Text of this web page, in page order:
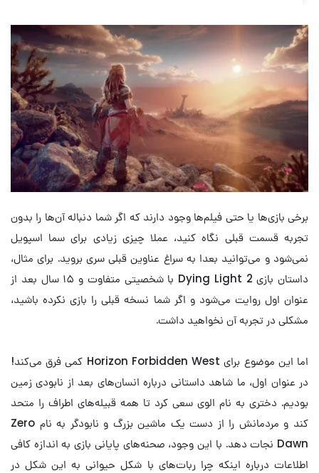
برخی بازی‌ها یا حتی فیلم‌ها وجود دارند که اگر شما دنباله آن‌ها را بدون
تجربه قسمت قبلی نگاه کنید، عملا چیزی زیادی برای سما اسپویل
نمی‌شود و می‌توانید بعدا به سراغ عناوین قبلی سری بروید. برای مثال،
داستان بازی Dying Light 2 با شخصیتی متفاوت و ۱۵ سال بعد از
عنوان اول روایت می‌شود و اگر شما نسخه قبلی را بازی نکرده باشید،
مشکلی در تجربه آن نخواهید داشت.
اما این موضوع برای Horizon Forbidden West کمی فرق می‌کند!
در عنوان اول، ما شاهد داستانی درباره انسان‌های بعد از نابودی زمین
بودیم. دختری به نام الوی سعی کرد تا همه قبیله‌های اطراف را متحد
کند و مردمانش را از دست یک ماشین بزرگ و نابودگر به نام Zero
Dawn نجات دهد. با این وجود، صحنه‌های پایانی بازی به اندازه کافی
اطلاعات درباره اینکه چرا ربات‌های با شکل حیوانی به این شکل در